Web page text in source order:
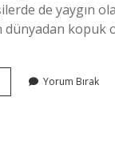
de yaygın
kopuk
Felsefeye Yorum Bırak